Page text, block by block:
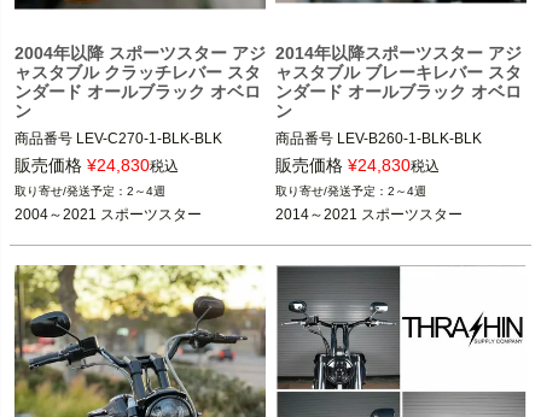
2004年以降 スポーツスター アジ
ャスタブル クラッチレバー スタ
ンダード オールブラック オベロ
ン
商品番号 LEV-C270-1-BLK-BLK
販売価格 ¥24,830税込
2～4週
2004～2021 スポーツスター
2014年以降スポーツスター アジ
ャスタブル ブレーキレバー スタ
ンダード オールブラック オベロ
ン
商品番号 LEV-B260-1-BLK-BLK
販売価格 ¥24,830税込
2～4週
2014～2021 スポーツスター